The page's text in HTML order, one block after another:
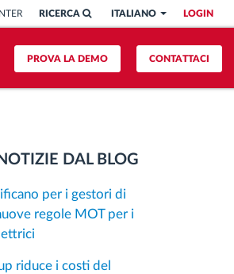
LOGIN
ITALIANO
RICERCA
CONTATTACI
PROVA LA DEMO
DAL BLOG
per i gestori di
regole MOT per i
riduce i costi del